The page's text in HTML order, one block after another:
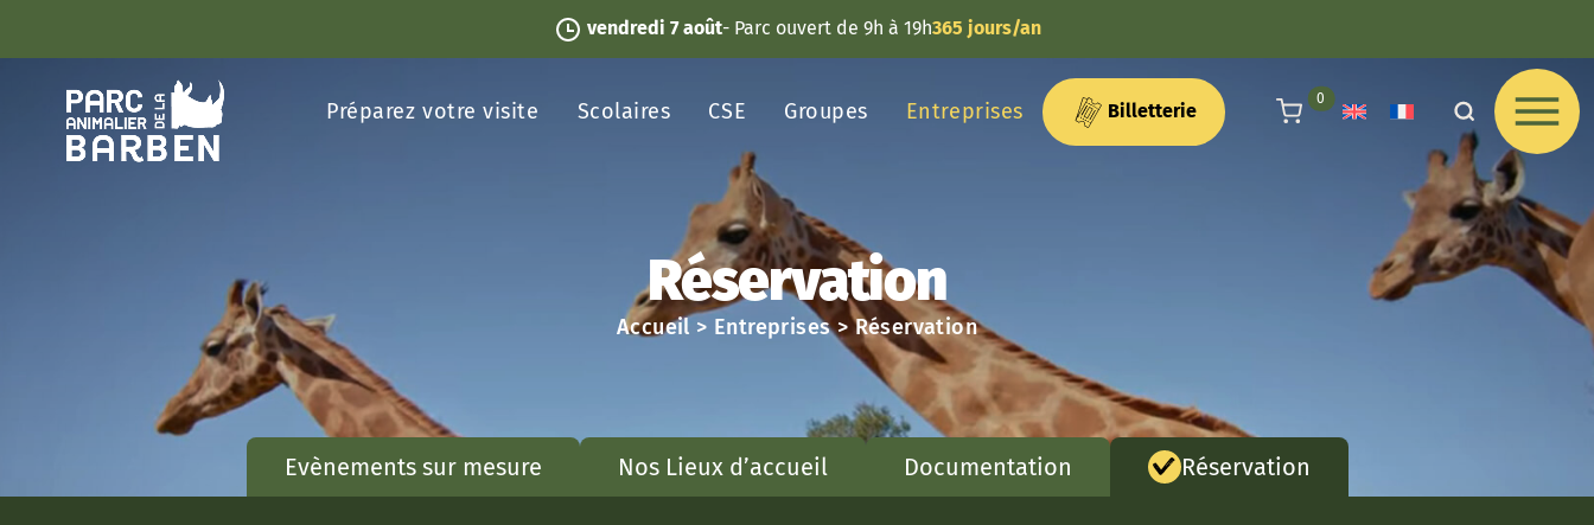
vendredi 7 août- Parc ouvert de 9h à 19h365 jours/an
Préparez votre visite Scolaires CSE Groupes Entreprises Billetterie
0 articles au panier
Réservation
Accueil > Entreprises>Réservation
Evènements sur mesure Nos Lieux d’accueil Documentation Réservation